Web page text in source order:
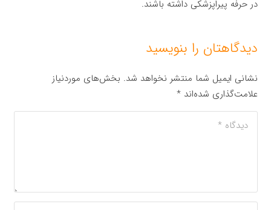
در حرفه پیراپزشکی داشته باشند.
دیدگاهتان را بنویسید
نشانی ایمیل شما منتشر نخواهد شد. بخش‌های موردنیاز
علامت‌گذاری شده‌اند*